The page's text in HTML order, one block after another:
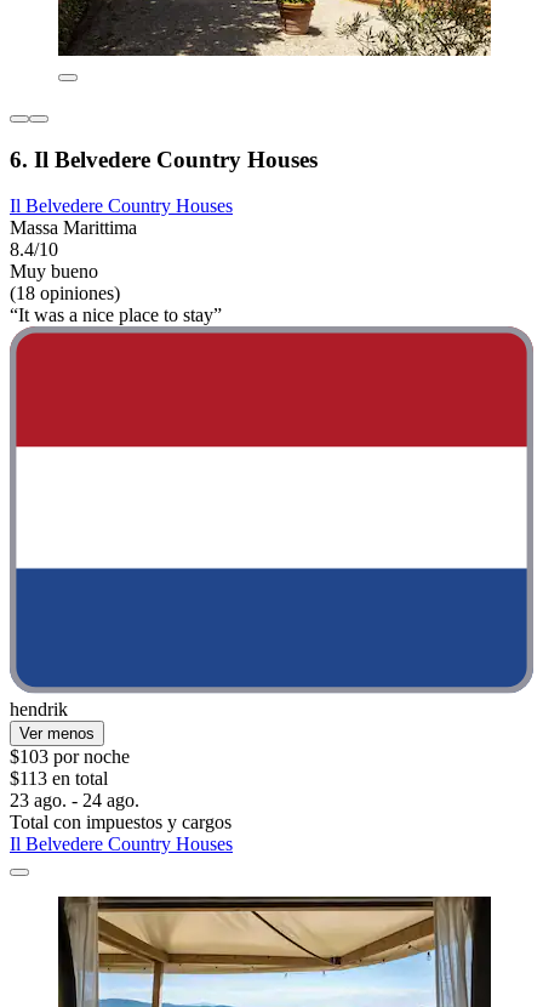
6. Il Belvedere Country Houses
Il Belvedere Country Houses
Massa Marittima
8.4/10
Muy bueno
(18 opiniones)
“It was a nice place to stay”
hendrik
Ver menos
$103 por noche
$113 en total
23 ago. - 24 ago.
Total con impuestos y cargos
Il Belvedere Country Houses